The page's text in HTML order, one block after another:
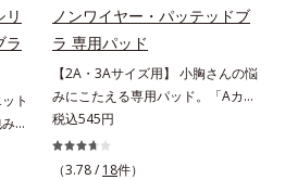
イ
り
、
ま
2
身
るので、ズレずに安定をキープしま
す。パカパカ浮くというお悩みも解
消し、かがむ時も胸元が気になりま
せん。このブラジャーはAカップ
（パッドなし）のご用意となりま
す。AA・AAAサイズの方は、別売
りの専用パッドをご購入いただき、
ブラジャーと組み合わせてご使用く
リ
ラ
ト
こ
ト
ー
ノンワイヤー・パッテッドブ
ラ 専用パッド
【2A・3Aサイズ用】 小胸さんの悩
みにこたえる専用パッド。「Aカッ
プより小さい」とお悩みの方でも大
丈夫。AA・AAAサイズの方に、ノ
ンワイヤー・パッテッドブラと組み
税込545円
（3.78 / 18件）